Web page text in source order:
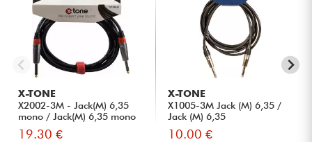
X-TONE
X2002-3M - Jack(M) 6,35
mono / Jack(M) 6,35 mono
S...
19.30 €
X-TONE
X1005-3M Jack (M) 6,35 /
Jack (M) 6,35
10.00 €